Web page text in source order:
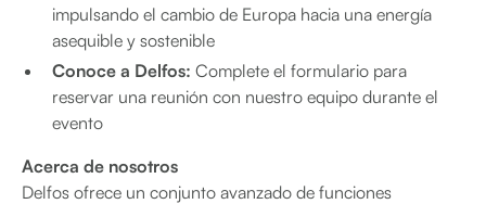
impulsando el cambio de Europa hacia una energía
asequible y sostenible
Conoce a Delfos: Complete el formulario para
reservar una reunión con nuestro equipo durante el
evento
Acerca de nosotros
Delfos ofrece un conjunto avanzado de funciones